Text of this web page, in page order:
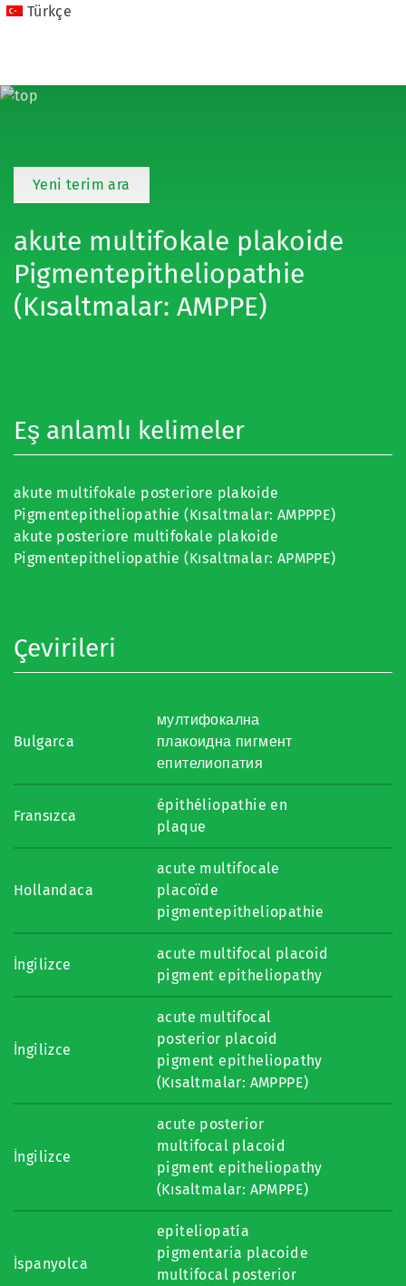
Türkçe
Yeni terim ara
akute multifokale plakoide
Pigmentepitheliopathie
(Kısaltmalar: AMPPE)
Eş anlamlı kelimeler
akute multifokale posteriore plakoide
Pigmentepitheliopathie (Kısaltmalar: AMPPPE)
akute posteriore multifokale plakoide
Pigmentepitheliopathie (Kısaltmalar: APMPPE)
Çevirileri
Bulgarca
мултифокална
плакоидна пигмент
епителиопатия
Fransızca
épithéliopathie en
plaque
Hollandaca
acute multifocale
placoïde
pigmentepitheliopathie
İngilizce
acute multifocal placoid
pigment epitheliopathy
İngilizce
acute multifocal
posterior placoid
pigment epitheliopathy
(Kısaltmalar: AMPPPE)
İngilizce
acute posterior
multifocal placoid
pigment epitheliopathy
(Kısaltmalar: APMPPE)
İspanyolca
epiteliopatía
pigmentaria placoide
multifocal posterior